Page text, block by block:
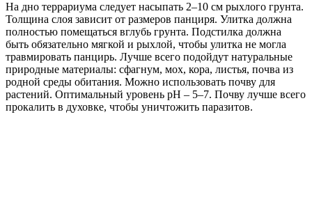
На дно террариума следует насыпать 2–10 см рыхлого грунта.
Толщина слоя зависит от размеров панциря. Улитка должна
полностью помещаться вглубь грунта. Подстилка должна
быть обязательно мягкой и рыхлой, чтобы улитка не могла
травмировать панцирь. Лучше всего подойдут натуральные
природные материалы: сфагнум, мох, кора, листья, почва из
родной среды обитания. Можно использовать почву для
растений. Оптимальный уровень pH – 5–7. Почву лучше всего
прокалить в духовке, чтобы уничтожить паразитов.